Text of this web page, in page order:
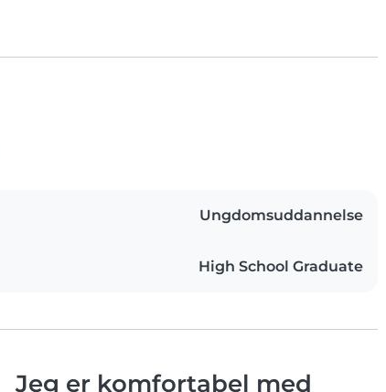
Ungdomsuddannelse
High School Graduate
Jeg er komfortabel med